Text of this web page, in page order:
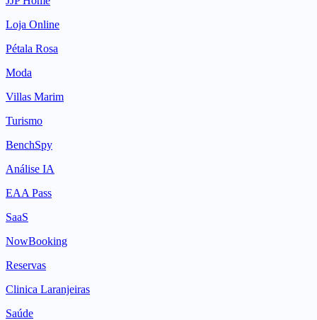
Loja Online
Pétala Rosa
Moda
Villas Marim
Turismo
BenchSpy
Análise IA
EAA Pass
SaaS
NowBooking
Reservas
Clinica Laranjeiras
Saúde